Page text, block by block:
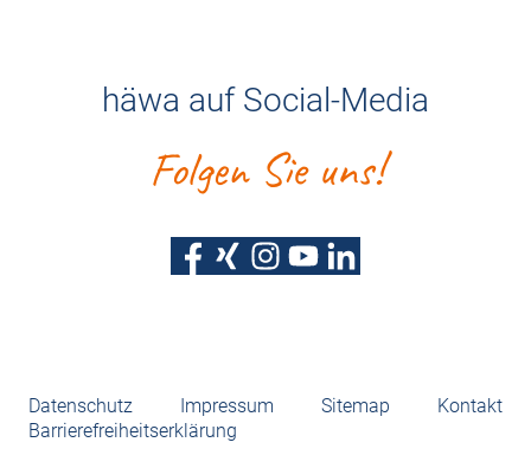
häwa auf Social-Media
Folgen Sie uns!
Datenschutz Impressum Sitemap
Kontakt
Barrierefreiheitserklärung